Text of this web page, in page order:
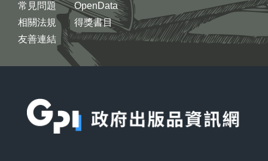
常見問題
相關法規
友善連結
OpenData
得獎書目